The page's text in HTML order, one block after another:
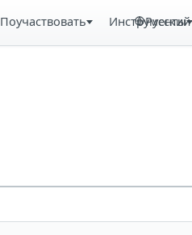
Поучаствовать Инструменты
Русский